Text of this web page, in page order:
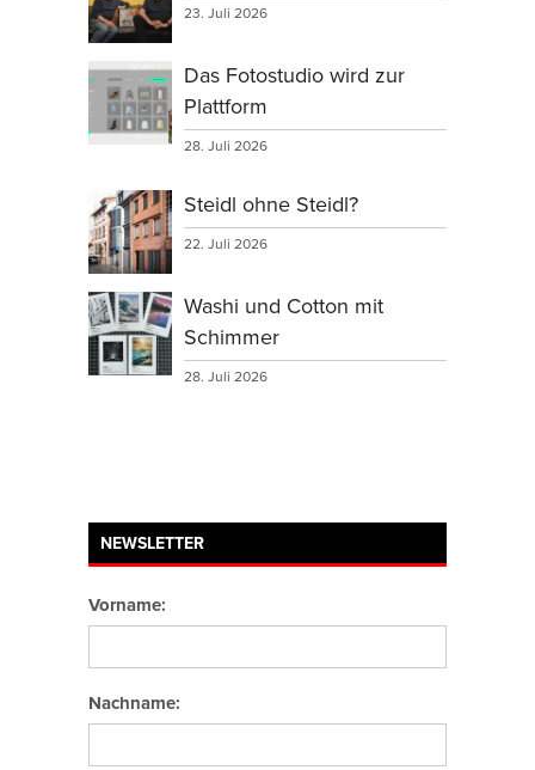
23. Juli 2026
Das Fotostudio wird zur
Plattform
28. Juli 2026
Steidl ohne Steidl?
22. Juli 2026
Washi und Cotton mit
Schimmer
28. Juli 2026
NEWSLETTER
Vorname:
Nachname: